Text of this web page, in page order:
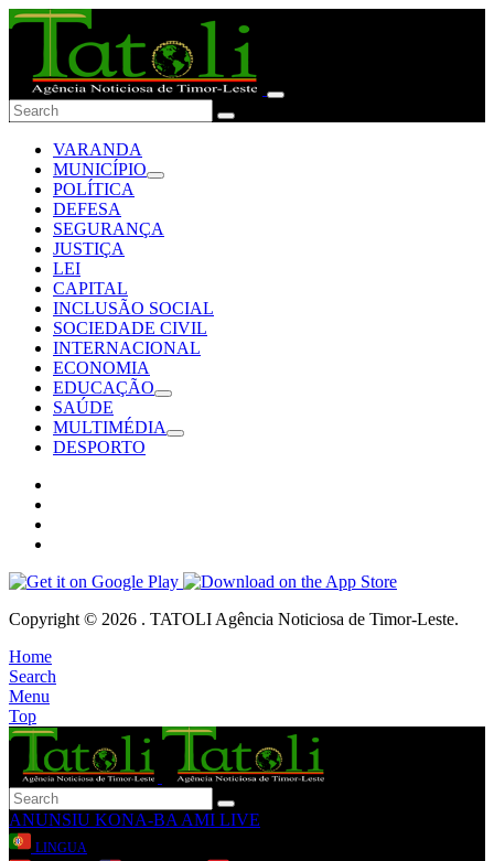
VARANDA
MUNICÍPIO
POLÍTICA
DEFESA
SEGURANÇA
JUSTIÇA
LEI
CAPITAL
INCLUSÃO SOCIAL
SOCIEDADE CIVIL
INTERNACIONAL
ECONOMIA
EDUCAÇÃO
SAÚDE
MULTIMÉDIA
DESPORTO
Copyright © 2026 . TATOLI Agência Noticiosa de Timor-Leste.
Home
Search
Menu
Top
ANUNSIU KONA-BA AMI LIVE
LINGUA